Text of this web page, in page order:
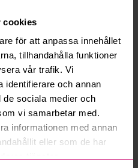
cookies
för att anpassa innehållet
tillhandahålla funktioner
vår trafik. Vi
identifierare och annan
de sociala medier och
vi samarbetar med.
informationen med annan
eller som de har
och svar